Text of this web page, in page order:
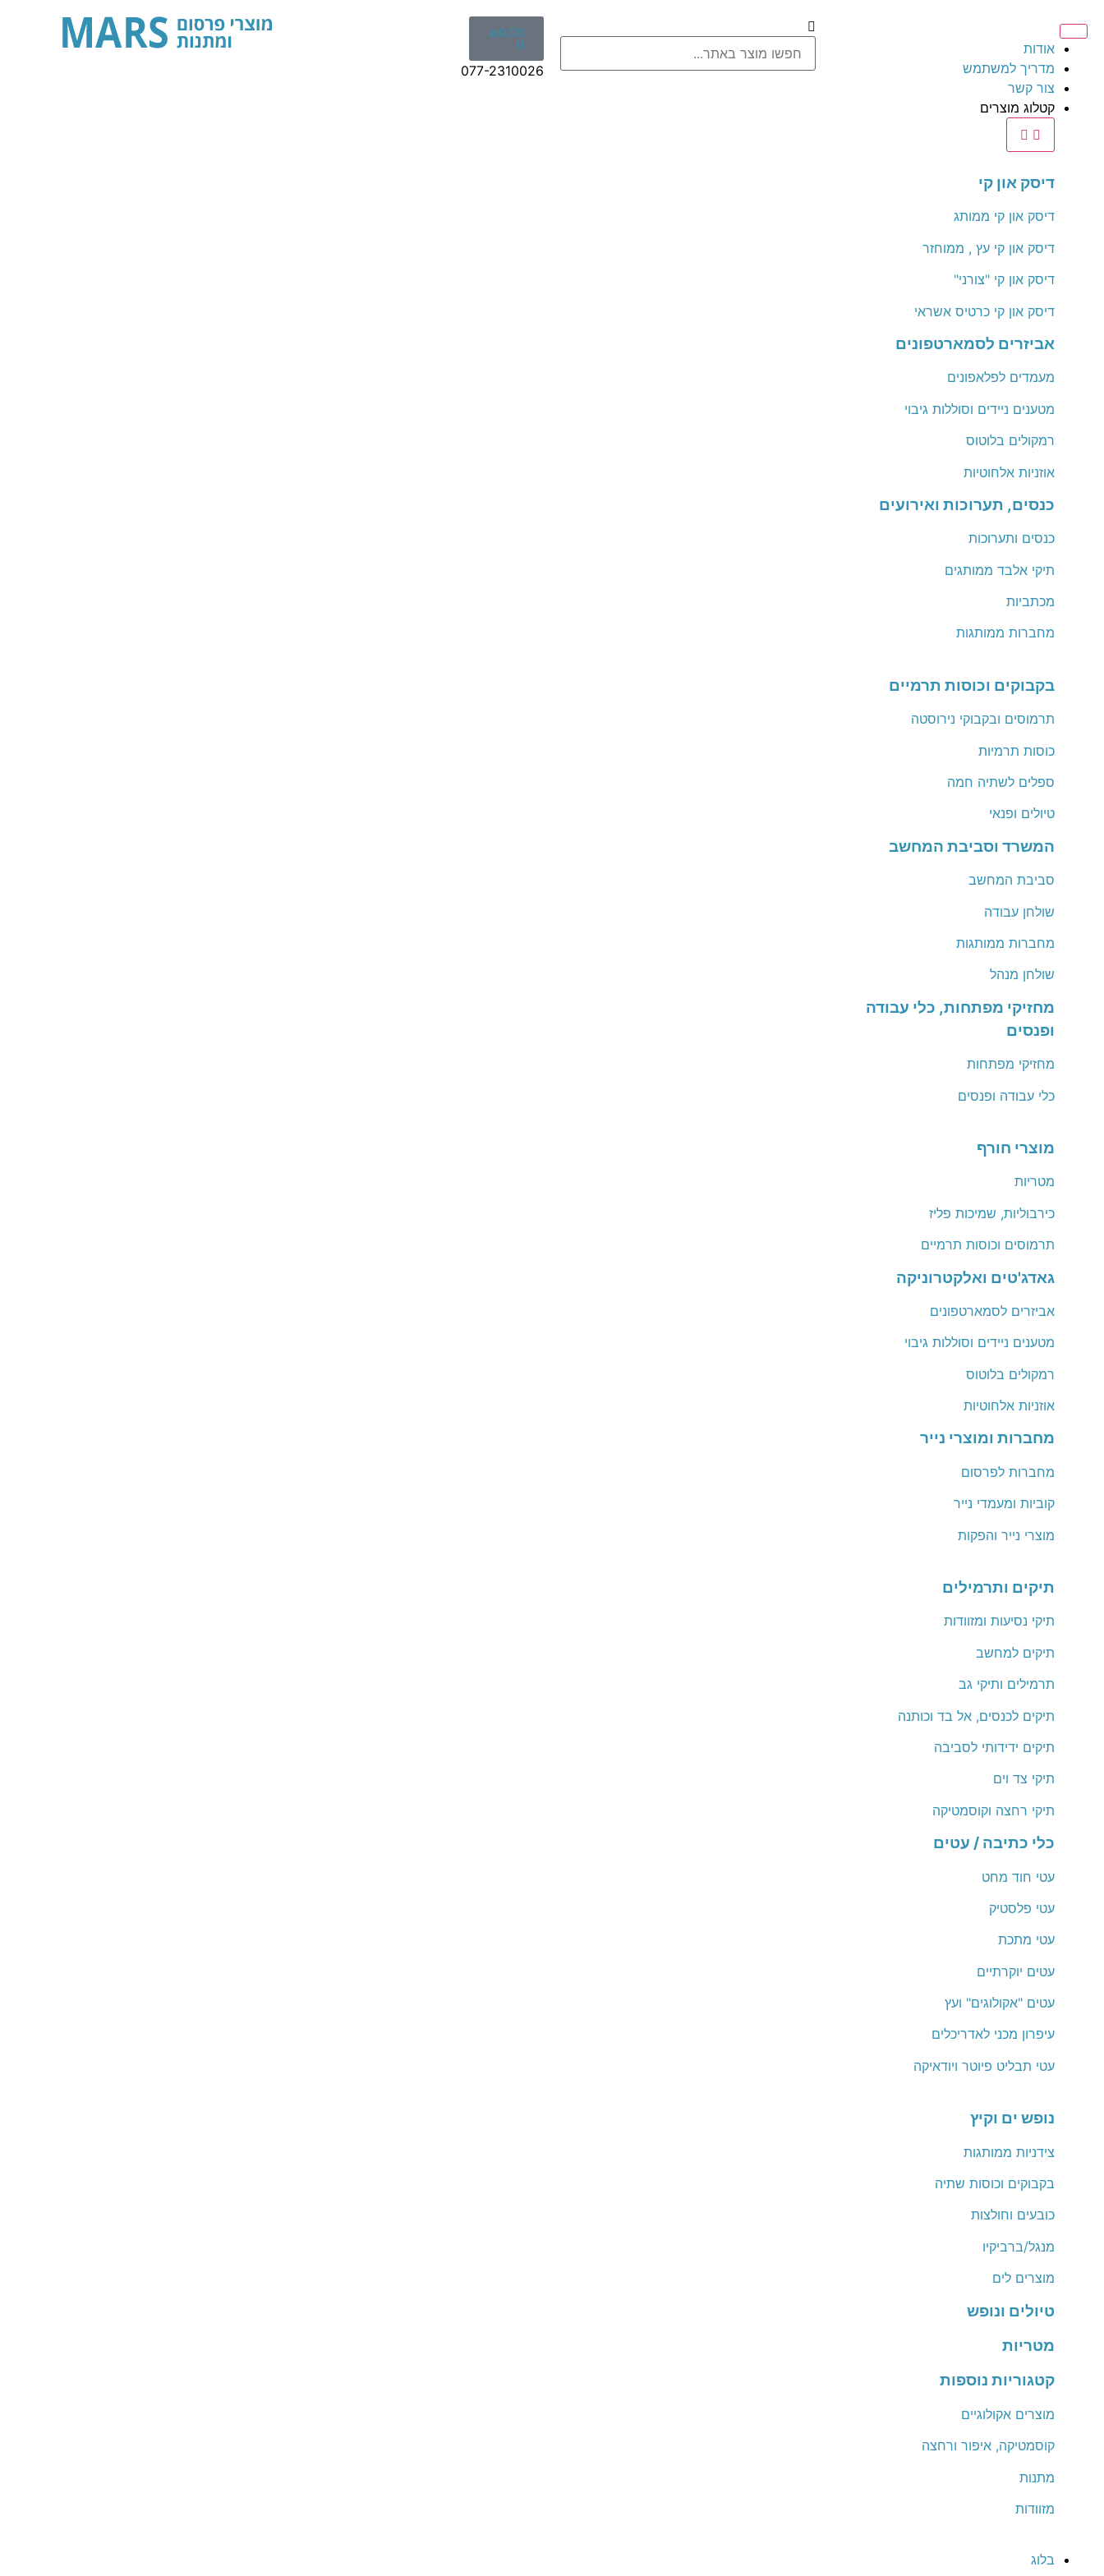
אודות
מדריך למשתמש
צור קשר
קטלוג מוצרים
דיסק און קי
דיסק און קי ממותג
דיסק און קי עץ , ממוחזר
דיסק און קי "צורני"
דיסק און קי כרטיס אשראי
אביזרים לסמארטפונים
מעמדים לפלאפונים
מטענים ניידים וסוללות גיבוי
רמקולים בלוטוס
אוזניות אלחוטיות
כנסים, תערוכות ואירועים
כנסים ותערוכות
תיקי אלבד ממותגים
מכתביות
מחברות ממותגות
בקבוקים וכוסות תרמיים
תרמוסים ובקבוקי נירוסטה
כוסות תרמיות
ספלים לשתיה חמה
טיולים ופנאי
המשרד וסביבת המחשב
סביבת המחשב
שולחן עבודה
מחברות ממותגות
שולחן מנהל
מחזיקי מפתחות, כלי עבודה
ופנסים
מחזיקי מפתחות
כלי עבודה ופנסים
מוצרי חורף
מטריות
כירבוליות, שמיכות פליז
תרמוסים וכוסות תרמיים
גאדג'טים ואלקטרוניקה
אביזרים לסמארטפונים
מטענים ניידים וסוללות גיבוי
רמקולים בלוטוס
אוזניות אלחוטיות
מחברות ומוצרי נייר
מחברות לפרסום
קוביות ומעמדי נייר
מוצרי נייר והפקות
תיקים ותרמילים
תיקי נסיעות ומזוודות
תיקים למחשב
תרמילים ותיקי גב
תיקים לכנסים, אל בד וכותנה
תיקים ידידותי לסביבה
תיקי צד וים
תיקי רחצה וקוסמטיקה
כלי כתיבה / עטים
עטי חוד מחט
עטי פלסטיק
עטי מתכת
עטים יוקרתיים
עטים "אקולוגים" ועץ
עיפרון מכני לאדריכלים
עטי תבליט פיוטר ויודאיקה
נופש ים וקיץ
צידניות ממותגות
בקבוקים וכוסות שתיה
כובעים וחולצות
מנגל/ברביקיו
מוצרים לים
טיולים ונופש
מטריות
קטגוריות נוספות
מוצרים אקולוגיים
קוסמטיקה, איפור ורחצה
מתנות
מזוודות
בלוג
₪0.00
0
077-2310026